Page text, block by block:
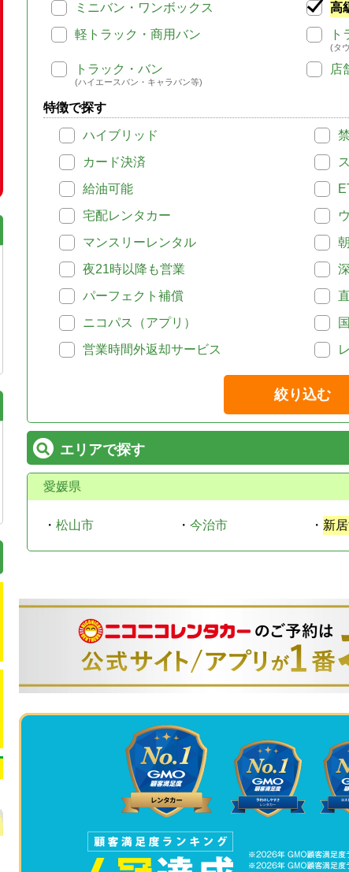
ミニバン・ワンボックス
高
軽トラック・商用バン
ト
(タ
トラック・バン
(ハイエースバン・キャラバン等)
店
特徴で探す
ハイブリッド
カード決済
給油可能
宅配レンタカー
マンスリーレンタル
夜21時以降も営業
パーフェクト補償
ニコパス（アプリ）
営業時間外返却サービス
絞り込む
エリアで探す
愛媛県
・ 松山市 ・ 今治市 ・ 新